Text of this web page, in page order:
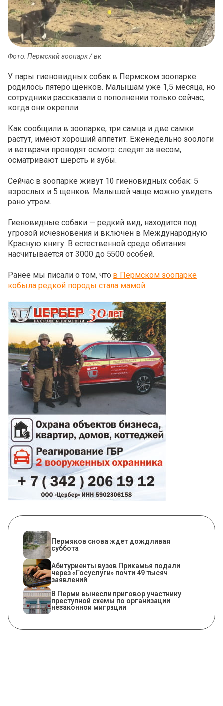
Фото: Пермский зоопарк / вк
У пары гиеновидных собак в Пермском зоопарке
родилось пятеро щенков. Малышам уже 1,5 месяца, но
сотрудники рассказали о пополнении только сейчас,
когда они окрепли.
Как сообщили в зоопарке, три самца и две самки
растут, имеют хороший аппетит. Еженедельно зоологи
и ветврачи проводят осмотр: следят за весом,
осматривают шерсть и зубы.
Сейчас в зоопарке живут 10 гиеновидных собак: 5
взрослых и 5 щенков. Малышей чаще можно увидеть
рано утром.
Гиеновидные собаки — редкий вид, находится под
угрозой исчезновения и включён в Международную
Красную книгу. В естественной среде обитания
насчитывается от 3000 до 5500 особей.
Ранее мы писали о том, что в Пермском зоопарке
кобыла редкой породы стала мамой.
Пермяков снова ждет дождливая
суббота
Абитуриенты вузов Прикамья подали
через «Госуслуги» почти 49 тысяч
заявлений
В Перми вынесли приговор участнику
преступной схемы по организации
незаконной миграции